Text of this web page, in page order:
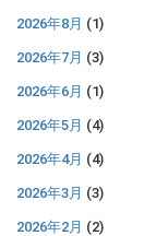
2026年8月 (1)
2026年7月 (3)
2026年6月 (1)
2026年5月 (4)
2026年4月 (4)
2026年3月 (3)
2026年2月 (2)